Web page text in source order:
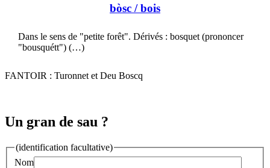
bòsc / bois
Dans le sens de "petite forêt". Dérivés : bosquet (prononcer
"bousquétt") (…)
FANTOIR : Turonnet et Deu Boscq
Un gran de sau ?
(identification facultative)
Nom